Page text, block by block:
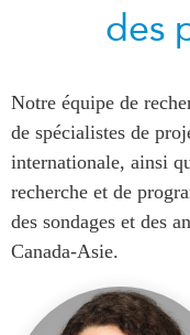
des
Notre équipe de
de spécialistes de
internationale, ainsi
recherche et de
des sondages et des
Canada-Asie.